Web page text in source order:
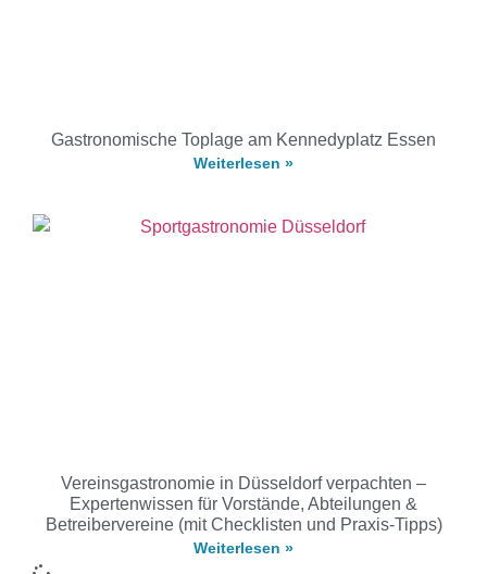
Gastronomische Toplage am Kennedyplatz Essen
Weiterlesen »
Vereinsgastronomie in Düsseldorf verpachten –
Expertenwissen für Vorstände, Abteilungen &
Betreibervereine (mit Checklisten und Praxis-Tipps)
Weiterlesen »